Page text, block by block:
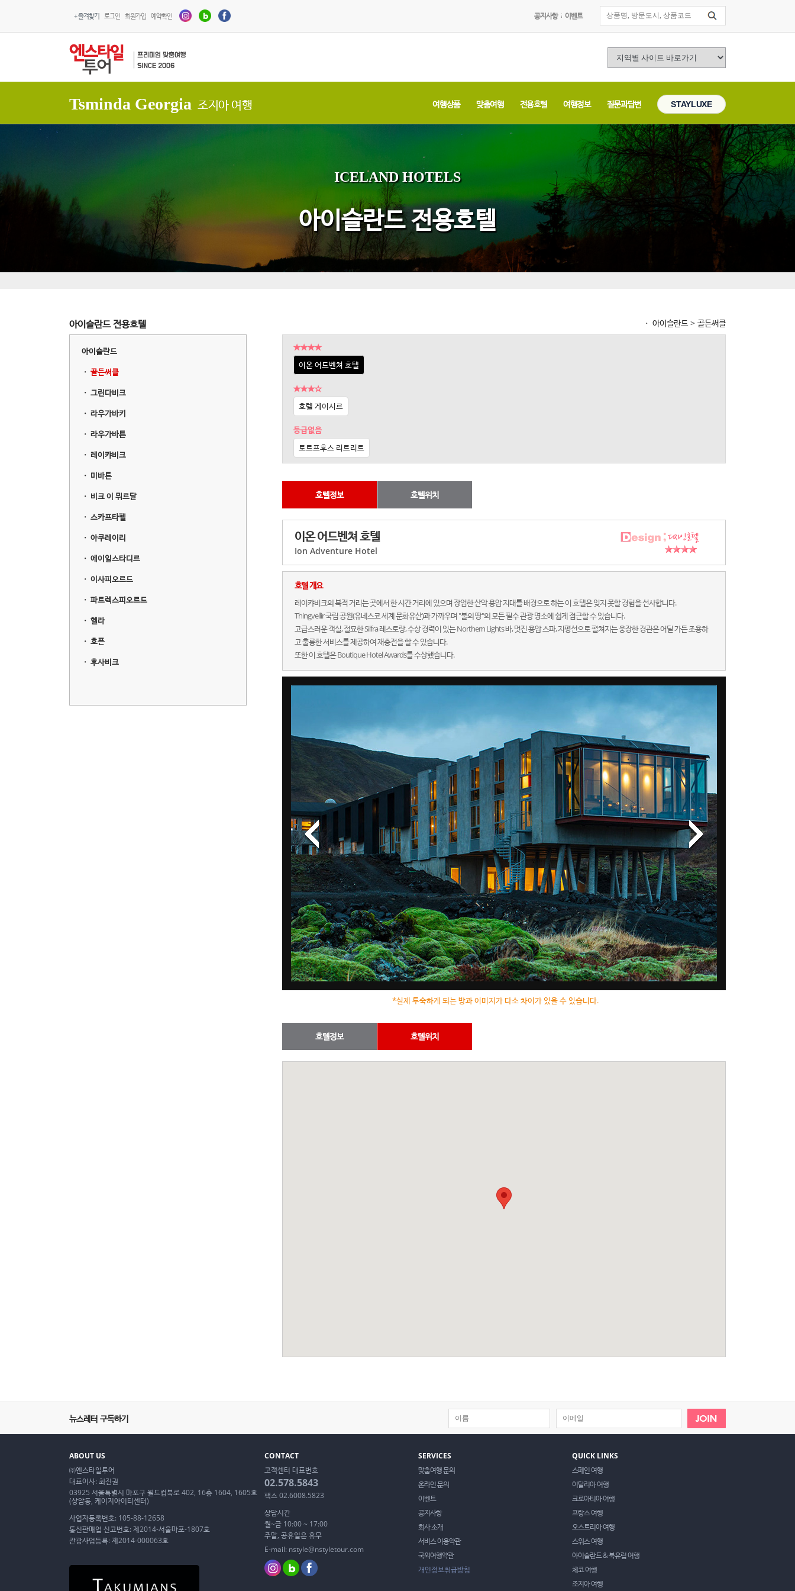
+ 즐겨찾기 로그인 회원가입 예약확인 공지사항 이벤트
Tsminda Georgia 조지아 여행 여행상품 맞춤여행 전용호텔 여행정보 질문과답변 STAYLUXE
ICELAND HOTELS
아이슬란드 전용호텔
아이슬란드 전용호텔 ㆍ 아이슬란드 > 골든써클
아이슬란드
ㆍ 골든써클
ㆍ 그린다비크
ㆍ 라우가바키
ㆍ 라우가바튼
ㆍ 레이캬비크
ㆍ 미바튼
ㆍ 비크 이 뮈르달
ㆍ 스카프타펠
ㆍ 아쿠레이리
ㆍ 에이일스타디르
ㆍ 이사피오르드
ㆍ 파트렉스피오르드
ㆍ 헬라
ㆍ 호픈
ㆍ 후사비크
★★★★
이온 어드벤쳐 호텔
★★★☆
호텔 게이시르
등급없음
토르프후스 리트리트
호텔정보 호텔위치
이온 어드벤쳐 호텔
Ion Adventure Hotel
호텔 개요
레이캬비크의 북적 거리는 곳에서 한 시간 거리에 있으며 장엄한 산악 용암 지대를 배경으로 하는 이 호텔은 잊지 못할 경험을 선사합니다.
Thingvellir 국립 공원(유네스코 세계 문화유산)과 가까우며 "불의 땅"의 모든 필수 관광 명소에 쉽게 접근할 수 있습니다.
고급스러운 객실, 절묘한 Silfra 레스토랑, 수상 경력이 있는 Northern Lights 바, 멋진 용암 스파, 지평선으로 펼쳐지는 웅장한 경관은 어딜 가든 조용하
고 훌륭한 서비스를 제공하여 재충전을 할 수 있습니다.
또한 이 호텔은 Boutique Hotel Awards를 수상했습니다.
*실제 투숙하게 되는 방과 이미지가 다소 차이가 있을 수 있습니다.
호텔정보 호텔위치
뉴스레터 구독하기
ABOUT US
㈜엔스타일투어
대표이사: 최진권
03925 서울특별시 마포구 월드컵북로 402, 16층 1604, 1605호
(상암동, 케이지아이티센터)
사업자등록번호: 105-88-12658
통신판매업 신고번호: 제2014-서울마포-1807호
관광사업등록: 제2014-000063호
CONTACT
고객센터 대표번호
02.578.5843
팩스 02.6008.5823
상담시간
월~금 10:00 ~ 17:00
주말, 공휴일은 휴무
E-mail: nstyle@nstyletour.com
SERVICES
맞춤여행 문의
온라인 문의
이벤트
공지사항
회사 소개
서비스 이용약관
국외여행약관
개인정보취급방침
QUICK LINKS
스페인 여행
이탈리아 여행
크로아티아 여행
프랑스 여행
오스트리아 여행
스위스 여행
아이슬란드 & 북유럽 여행
체코 여행
조지아 여행